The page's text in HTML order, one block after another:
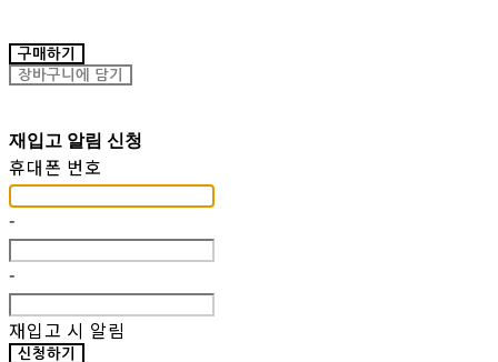
구매하기
장바구니에 담기
재입고 알림 신청
휴대폰 번호
-
-
재입고 시 알림
신청하기